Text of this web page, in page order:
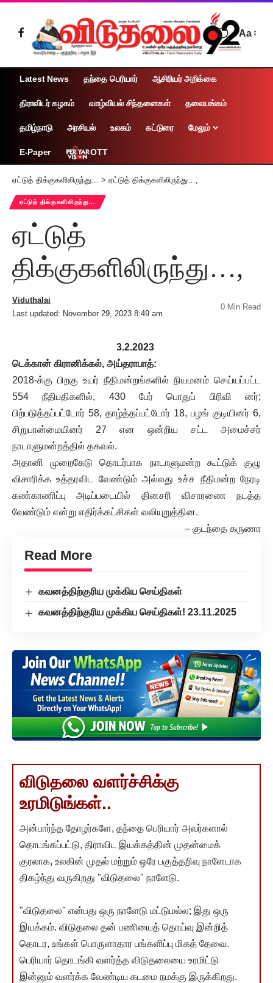
Aa
Latest News தந்தை பெரியார் ஆசிரியர் அறிக்கை
திராவிடர் கழகம் வாழ்வியல் சிந்தனைகள் தலையங்கம்
தமிழ்நாடு அரசியல் உலகம் கட்டுரை மேலும்
E-Paper OTT
ஏட்டுத் திக்குகளிலிருந்து... > ஏட்டுத் திக்குகளிலிருந்து…,
ஏட்டுத் திக்குகளிலிருந்து...
ஏட்டுத்
திக்குகளிலிருந்து…,
Last updated: November 29, 2023 8:49 am
Viduthalai
0 Min Read
3.2.2023
டெக்கான் கிரானிக்கல், அய்தராபாத்:
2018-க்கு பிறகு உயர் நீதிமன்றங்களில் நியமனம் செய்யப்பட்ட
554 நீதிபதிகளில், 430 பேர் பொதுப் பிரிவி னர்;
பிற்படுத்தப்பட்டோர் 58, தாழ்த்தப்பட்டோர் 18, பழங் குடியினர் 6,
சிறுபான்மையினர் 27 என ஒன்றிய சட்ட அமைச்சர்
நாடாளுமன்றத்தில் தகவல்.
அதானி முறைகேடு தொடர்பாக நாடாளுமன்ற கூட்டுக் குழு
விசாரிக்க உத்தரவிட வேண்டும் அல்லது உச்ச நீதிமன்ற நேரடி
கண்காணிப்பு அடிப்படையில் தினசரி விசாரணை நடத்த
வேண்டும் என்று எதிர்க்கட்சிகள் வலியுறுத்தின.
– குடந்தை கருணா
Read More
கவனத்திற்குரிய முக்கிய செய்திகள்
கவனத்திற்குரிய முக்கிய செய்திகள்! 23.11.2025
விடுதலை வளர்ச்சிக்கு
உரமிடுங்கள்..
அன்பார்ந்த தோழர்களே, தந்தை பெரியார் அவர்களால்
தொடங்கப்பட்டு, திராவிட இயக்கத்தின் முதன்மைக்
குரலாக, உலகின் முதல் மற்றும் ஒரே பகுத்தறிவு நாளேடாக
திகழ்ந்து வருகிறது "விடுதலை" நாளேடு.
"விடுதலை" என்பது ஒரு நாளேடு மட்டுமல்ல; இது ஒரு
இயக்கம். விடுதலை தன் பணியைத் தொய்வு இன்றித்
தொடர, உங்கள் பொருளாதார பங்களிப்பு மிகத் தேவை.
பெரியார் தொடங்கி வளர்த்த விடுதலையை உரமிட்டு
இன்னும் வளர்க்க வேண்டிய கடமை நமக்கு இருக்கிறது.